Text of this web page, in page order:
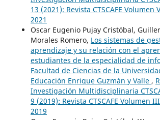
13 (2021): Revista CTSCAFE Volumen
2021
Oscar Eugenio Pujay Cristóbal,
Morales Romero, Los sistemas de
aprendizaje y su relación con el
estudiantes de la especialidad de
Facultad de Ciencias de la
Educación Enrique Guzmán y Valle ,
Investigación Multidisciplinaria
9 (2019): Revista CTSCAFE Volumen
2019